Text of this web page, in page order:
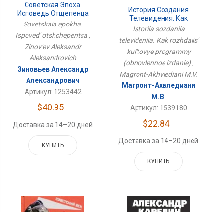
Советская Эпоха.
Исповедь Отщепенца
Sovetskaia epokha.
Ispoved' otshchepentsa ,
Zinov'ev Aleksandr
Aleksandrovich
Зиновьев Александр
Александрович
Артикул: 1253442
$40.95
Доставка за 14–20 дней
КУПИТЬ
История Создания
Телевидения. Как
Рождались Культовые
(обновленное Издание)
Istoriia sozdaniia
televideniia. Kak rozhdalis'
kul'tovye programmy
(obnovlennoe izdanie) ,
Magront-Akhvlediani M.V.
Магронт-Ахвледиани
М.В.
Артикул: 1539180
$22.84
Доставка за 14–20 дней
КУПИТЬ